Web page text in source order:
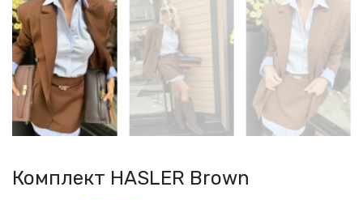
HASLER
Brown
HASLER
Brown
HASLER
Brown
HASLER
Brown
HASLER
Brown
HASLER
Brown
HASLER
Brown
HASLER
Brown
Комплект HASLER Brown